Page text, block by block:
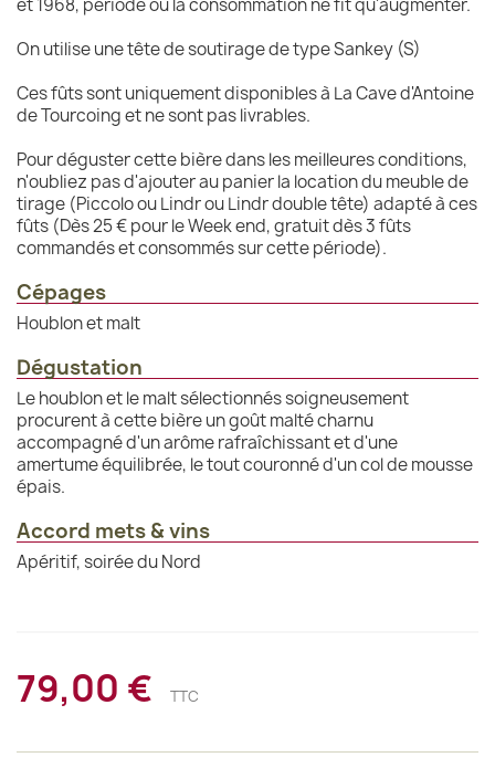
et 1968, période où la consommation ne fit qu'augmenter.
On utilise une tête de soutirage de type Sankey (S)
Ces fûts sont uniquement disponibles à La Cave d'Antoine
de Tourcoing et ne sont pas livrables.
Pour déguster cette bière dans les meilleures conditions,
n'oubliez pas d'ajouter au panier la location du meuble de
tirage (Piccolo ou Lindr ou Lindr double tête) adapté à ces
fûts (Dès 25 € pour le Week end, gratuit dès 3 fûts
commandés et consommés sur cette période).
Cépages
Houblon et malt
Dégustation
Le houblon et le malt sélectionnés soigneusement
procurent à cette bière un goût malté charnu
accompagné d'un arôme rafraîchissant et d'une
amertume équilibrée, le tout couronné d'un col de mousse
épais.
Accord mets & vins
Apéritif, soirée du Nord
79,00 € TTC